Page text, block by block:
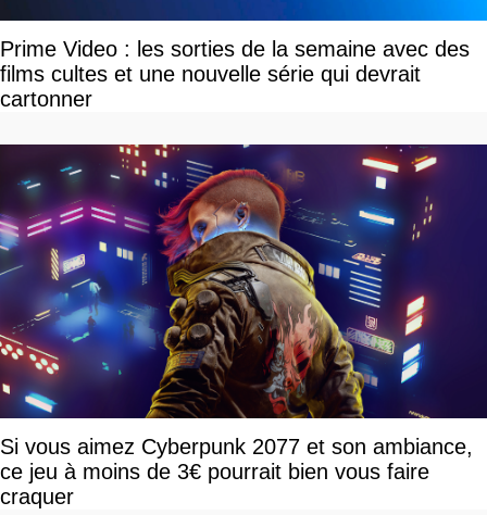
Prime Video : les sorties de la semaine avec des
films cultes et une nouvelle série qui devrait
cartonner
Si vous aimez Cyberpunk 2077 et son ambiance,
ce jeu à moins de 3€ pourrait bien vous faire
craquer